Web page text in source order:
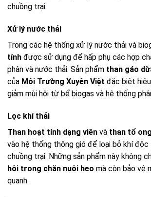
chuồng trại.
Xử lý nước thải
Trong các hệ thống xử lý nước thải và
tính được sử dụng để hấp phụ các hợp
phân và nước thải. Sản phẩm than gáo
của Môi Trường Xuyên Việt đặc biệt
giảm mùi hôi từ bể biogas và hệ thống
Lọc khí thải
Than hoạt tính dạng viên và than tổ ong
vào hệ thống thông gió để loại bỏ khí
chuồng trại. Những sản phẩm này không
hôi trong chăn nuôi heo mà còn bảo vệ
quanh.